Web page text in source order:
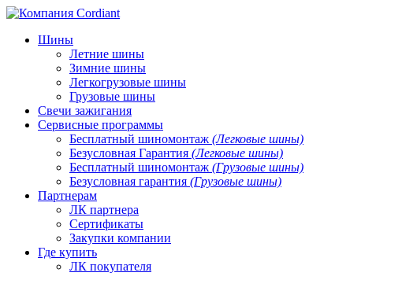
Шины
Летние шины
Зимние шины
Легкогрузовые шины
Грузовые шины
Свечи зажигания
Сервисные программы
Бесплатный шиномонтаж (Легковые шины)
Безусловная Гарантия (Легковые шины)
Бесплатный шиномонтаж (Грузовые шины)
Безусловная гарантия (Грузовые шины)
Партнерам
ЛК партнера
Сертификаты
Закупки компании
Где купить
ЛК покупателя